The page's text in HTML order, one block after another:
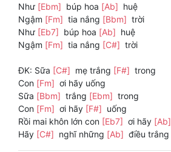
Như [Ebm] búp hoa [Ab] huệ
Ngậm [Fm] tia nắng [Bbm] trời
Như [Eb7] búp hoa [Ab] huệ
Ngậm [Fm] tia nắng [C#] trời
ĐK: Sữa [C#] mẹ trắng [F#] trong
Con [Fm] ơi hãy uống
Sữa [Bbm] trắng [Ebm] trong
Con [Fm] ơi hãy [F#] uống
Rồi mai khôn lớn con [Eb7] ơi hãy [Ab]
Hãy [C#] nghĩ những [Ab] điều trắng